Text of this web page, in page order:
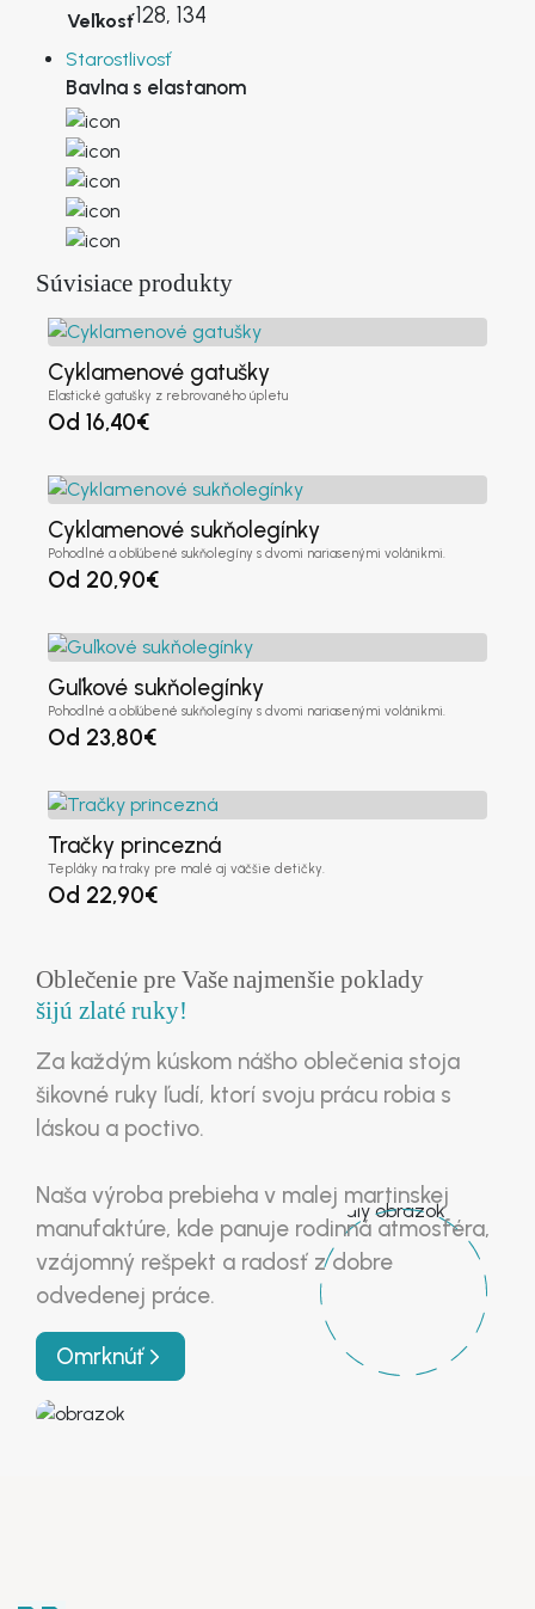
Veľkosť128, 134
Starostlivosť
Bavlna s elastanom
Súvisiace produkty
Cyklamenové gatušky
Elastické gatušky z rebrovaného úpletu
Od 16,40€
Cyklamenové sukňolegínky
Pohodlné a obľúbené sukňolegíny s dvomi nariasenými volánikmi.
Od 20,90€
Guľkové sukňolegínky
Pohodlné a obľúbené sukňolegíny s dvomi nariasenými volánikmi.
Od 23,80€
Tračky princezná
Tepláky na traky pre malé aj väčšie detičky.
Od 22,90€
Oblečenie pre Vašenajmenšie poklady
šijú zlaté ruky!
Za každým kúskom nášho oblečenia stoja
šikovné ruky ľudí, ktorí svoju prácu robia s
láskou a poctivo.
Naša výroba prebieha v malej martinskej
manufaktúre, kde panuje rodinná atmosféra,
vzájomný rešpekt a radosť z dobre
odvedenej práce.
Omrknúť
Krstné meno
Ulica*
Mesto